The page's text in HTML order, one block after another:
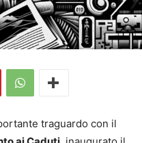
traguardo con il